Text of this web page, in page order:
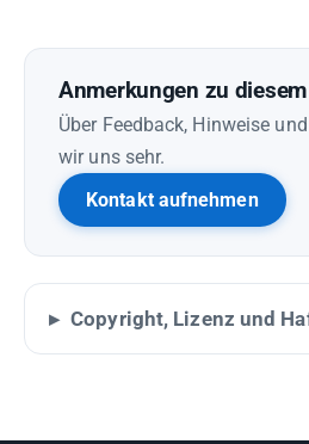
Anmerkungen zu
Über Feedback, Hinweise
wir uns sehr.
Kontakt aufnehmen
Copyright, Lizenz und